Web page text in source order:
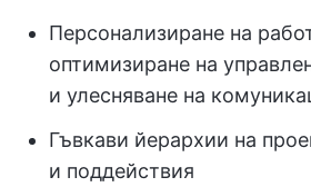
Персонализиране на
оптимизиране на
и улесняване на
Гъвкави йерархии на
и поддействия